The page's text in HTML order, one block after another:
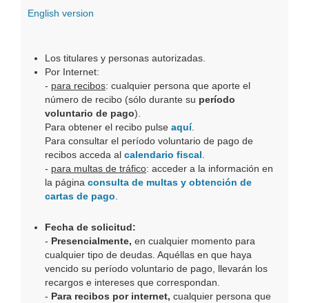
English version
Los titulares y personas autorizadas.
Por Internet:
- para recibos: cualquier persona que aporte el
número de recibo (sólo durante su período
voluntario de pago).
Para obtener el recibo pulse aquí.
Para consultar el período voluntario de pago de
recibos acceda al calendario fiscal.
- para multas de tráfico: acceder a la información en
la página consulta de multas y obtención de
cartas de pago.
Fecha de solicitud:
- Presencialmente, en cualquier momento para
cualquier tipo de deudas. Aquéllas en que haya
vencido su período voluntario de pago, llevarán los
recargos e intereses que correspondan.
- Para recibos por internet, cualquier persona que